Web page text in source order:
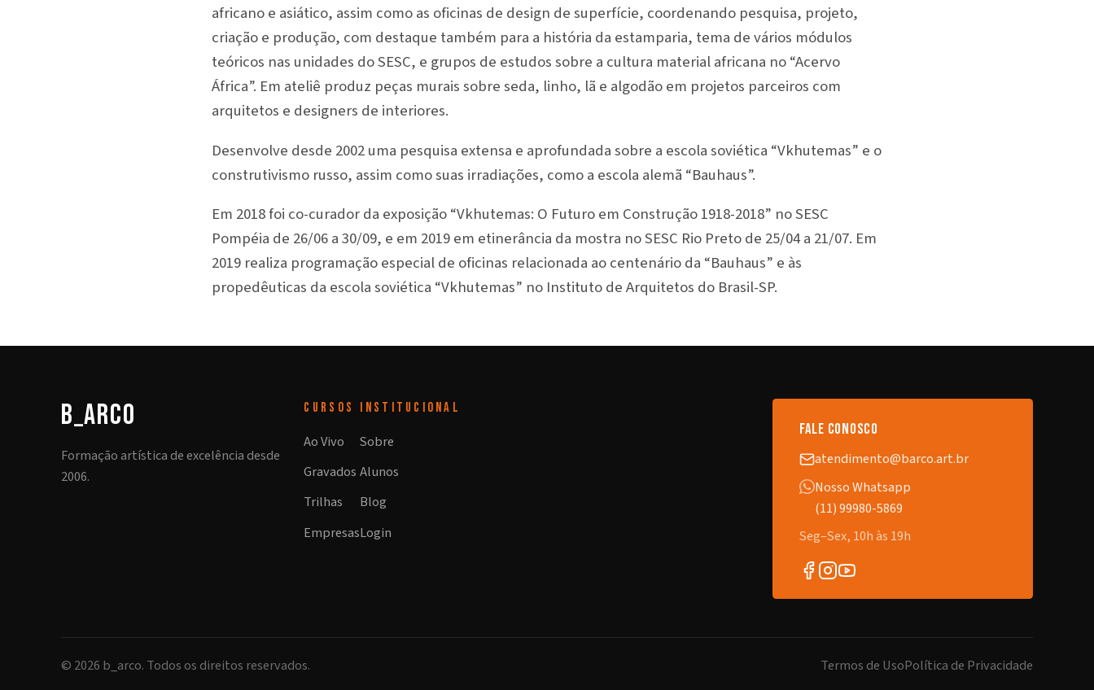
africano e asiático, assim como as oficinas de design de superfície, coordenando pesquisa, projeto,
criação e produção, com destaque também para a história da estamparia, tema de vários módulos
teóricos nas unidades do SESC, e grupos de estudos sobre a cultura material africana no “Acervo
África”. Em ateliê produz peças murais sobre seda, linho, lã e algodão em projetos parceiros com
arquitetos e designers de interiores.
Desenvolve desde 2002 uma pesquisa extensa e aprofundada sobre a escola soviética “Vkhutemas” e o
construtivismo russo, assim como suas irradiações, como a escola alemã “Bauhaus”.
Em 2018 foi co-curador da exposição “Vkhutemas: O Futuro em Construção 1918-2018” no SESC
Pompéia de 26/06 a 30/09, e em 2019 em etinerância da mostra no SESC Rio Preto de 25/04 a 21/07. Em
2019 realiza programação especial de oficinas relacionada ao centenário da “Bauhaus” e às
propedêuticas da escola soviética “Vkhutemas” no Instituto de Arquitetos do Brasil-SP.
b_arco
Formação artística de excelência desde
2006.
CURSOS
Ao Vivo
Gravados
Trilhas
Empresas
INSTITUCIONAL
Sobre
Alunos
Blog
Login
fale conosco
atendimento@barco.art.br
Nosso Whatsapp
(11) 99980-5869
Seg–Sex, 10h às 19h
© 2026 b_arco. Todos os direitos reservados. Termos de UsoPolítica de Privacidade